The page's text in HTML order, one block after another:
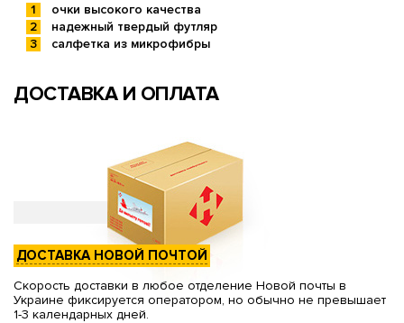
очки высокого качества
надежный твердый футляр
салфетка из микрофибры
ДОСТАВКА И ОПЛАТА
ДОСТАВКА НОВОЙ ПОЧТОЙ
Скорость доставки в любое отделение Новой почты в
Украине фиксируется оператором, но обычно не превышает
1-3 календарных дней.